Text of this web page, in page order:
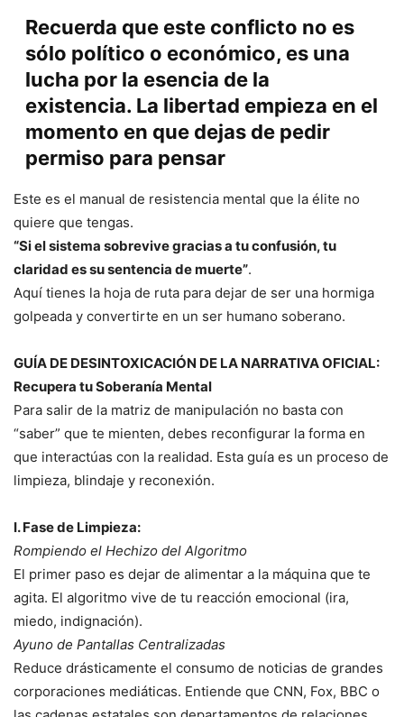
Recuerda que este conflicto no es
sólo político o económico, es una
lucha por la esencia de la
existencia. La libertad empieza en el
momento en que dejas de pedir
permiso para pensar
Este es el manual de resistencia mental que la élite no
quiere que tengas.
“Si el sistema sobrevive gracias a tu confusión, tu
claridad es su sentencia de muerte”.
Aquí tienes la hoja de ruta para dejar de ser una hormiga
golpeada y convertirte en un ser humano soberano.
GUÍA DE DESINTOXICACIÓN DE LA NARRATIVA OFICIAL:
Recupera tu Soberanía Mental
Para salir de la matriz de manipulación no basta con
“saber” que te mienten, debes reconfigurar la forma en
que interactúas con la realidad. Esta guía es un proceso de
limpieza, blindaje y reconexión.
I. Fase de Limpieza:
Rompiendo el Hechizo del Algoritmo
El primer paso es dejar de alimentar a la máquina que te
agita. El algoritmo vive de tu reacción emocional (ira,
miedo, indignación).
Ayuno de Pantallas Centralizadas
Reduce drásticamente el consumo de noticias de grandes
corporaciones mediáticas. Entiende que CNN, Fox, BBC o